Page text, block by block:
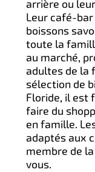
arrière ou
Leur café-
boissons
toute la
au marché,
adultes de la
sélection de
Floride, il est
faire du
en famille.
adaptés aux
membre de
vous.